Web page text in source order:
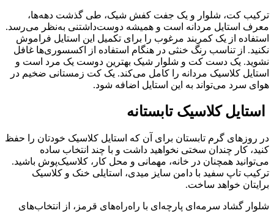
ترکیب کت، شلوار و یک جفت کفش شیک، طی گذشت دهه‌ها،
معرف استایل مردانه است و همیشه دوست‌داشتنی به‌نظر می‌رسد.
استفاده از یک کمربند مرغوب را برای تکمیل این استایل فراموش
نکنید. از تناسب رنگ خنثی در هنگام استفاده از اکسسوری‌ها غافل
نشوید. یک دست کت و شلوار شیک بهترین دوست یک مرد است و
استایل کلاسیک مردانه را کامل می‌کند. یک کت زمستانی ضخیم در
هوای سرد می‌تواند به این استایل اضافه شود.
استایل کلاسیک تابستانه
در روزهای گرم تابستان برای آن که استایل کلاسیک خودتان را حفظ
کنید، کار چندان سختی نخواهید داشت و با چند انتخاب ساده
می‌‎توانید همچنان در خانه، مهمانی و محل کار، کلاسیک‌پوش باشید.
ترکیب تاپ سفید با دامن سایز میدی، استایلی خنک و کلاسیک
برایتان خواهد ساخت.
شلوار گشاد سرمه‌ای پارچه‌ای با راه‌راه‌های قرمز، از انتخاب‌های